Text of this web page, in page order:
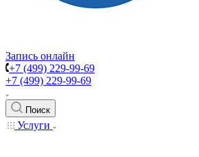
Запись онлайн
+7 (499) 229-99-69
+7 (499) 229-99-69
Поиск
Услуги